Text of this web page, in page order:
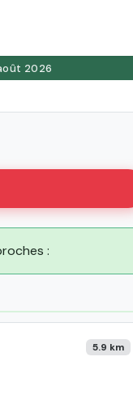
2026
:
5.9 km